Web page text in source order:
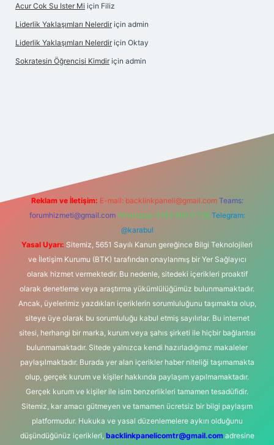
Acur Cok Su Ister Mi için Filiz
Liderlik Yaklaşımları Nelerdir için admin
Liderlik Yaklaşımları Nelerdir için Oktay
Sokratesin Öğrencisi Kimdir için admin
Reklam ve İletişim: E-mail: backlinkpaneli@gmail.com Teams:
forumhizmeti@gmail.com Whatsapp: 0262 606 0 726 Telegram:
@karabul
Yasal Uyarı: Sitemiz, 5651 Sayılı Kanun gereğince Bilgi Teknolojileri
ve İletişim Kurumu (BTK) tarafından onaylanmış bir Yer Sağlayıcı
olarak hizmet vermektedir. Bu nedenle, sitedeki içerikleri proaktif
olarak denetleme veya araştırma yükümlülüğümüz bulunmamaktadır.
Ancak, üyelerimiz yazdıkları içeriklerin sorumluluğunu taşımakta olup,
siteye üye olarak bu sorumluluğu kabul etmiş sayılırlar. Bu internet
sitesi, herhangi bir marka, kurum veya şahıs şirketi ile hiçbir bağlantısı
bulunmamaktadır. Sitede yalnızca kendi hazırladığımız makaleler
paylaşılmaktadır. Burada yer alan içerikler haber niteliği taşımamakta
olup, gerçek kurum ve kişiler hakkında paylaşım yapılmamaktadır.
Gerçek kurum ve kişiler ile isim benzerlikleri tamamen tesadüfidir.
Sitemiz, kar amacı gütmeyen ve tamamen ücretsiz bir bilgi paylaşım
platformudur. Hukuka ve yasal düzenlemelere aykırı olduğunu
düşündüğünüz içerikleri, backlinkpanelicomtr@gmail.comadresine